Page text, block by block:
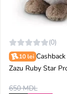
(0)
10 lei Cashback
Zazu Ruby Star
650 MDL